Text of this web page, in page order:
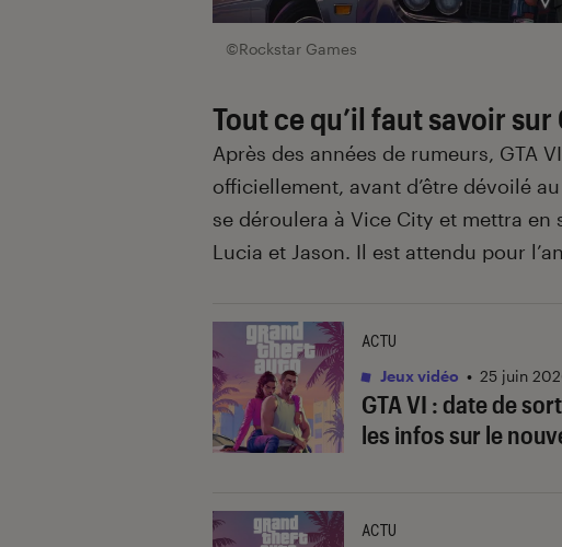
©Rockstar Games
Tout ce qu’il faut savoir sur
Après des années de rumeurs, GTA
officiellement, avant d’être dévoilé
se déroulera à Vice City et mettra
Lucia et Jason. Il est attendu pour
GTA VI : date de
les infos sur le
ACTU
Jeux vidéo • 25 juin
ACTU